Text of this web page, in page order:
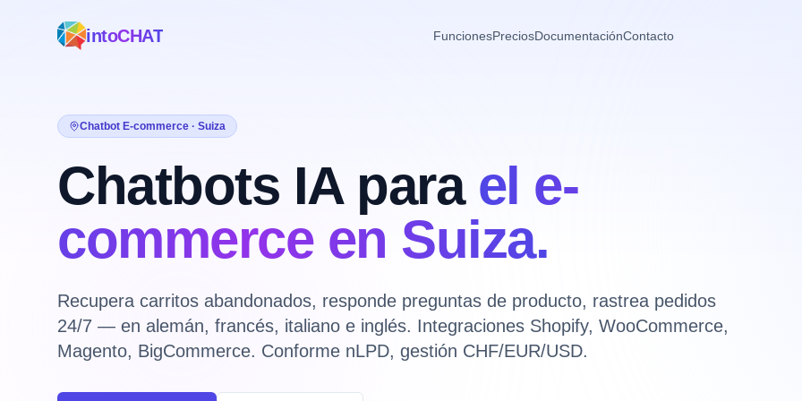
intoCHAT FuncionesPreciosDocumentaciónContacto
Chatbot E-commerce · Suiza
Chatbots IA para el e-
commerce en Suiza.
Recupera carritos abandonados, responde preguntas de producto, rastrea pedidos
24/7 — en alemán, francés, italiano e inglés. Integraciones Shopify, WooCommerce,
Magento, BigCommerce. Conforme nLPD, gestión CHF/EUR/USD.